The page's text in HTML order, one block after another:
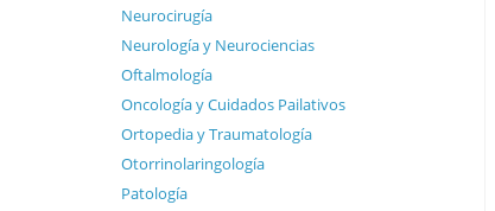
Neurocirugía
Neurología y Neurociencias
Oftalmología
Oncología y Cuidados Pailativos
Ortopedia y Traumatología
Otorrinolaringología
Patología